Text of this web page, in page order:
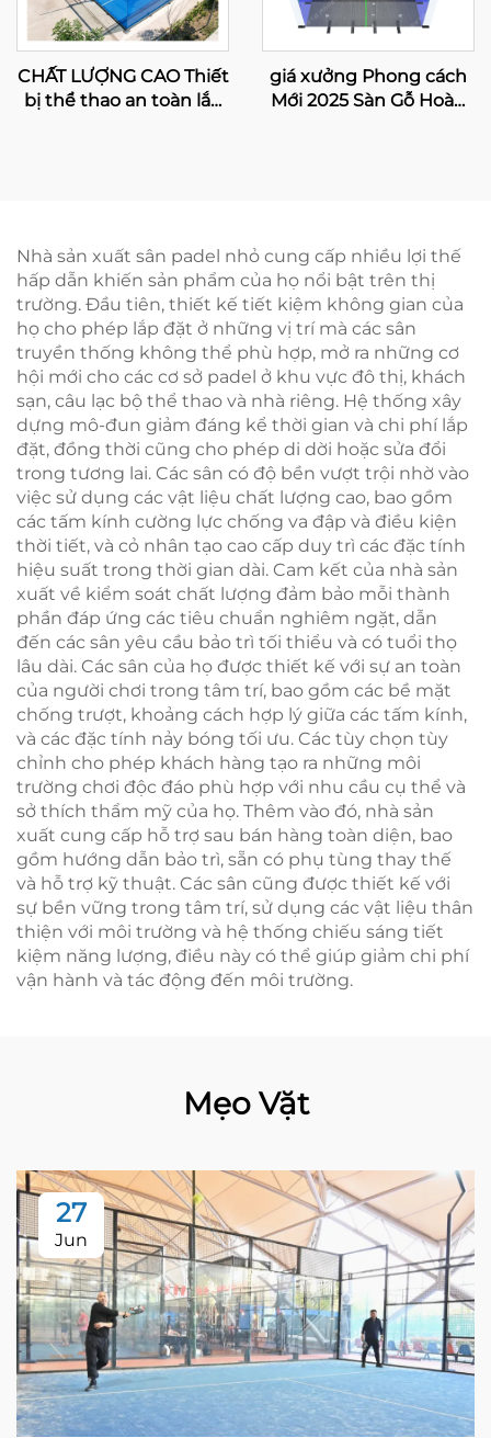
CHẤT LƯỢNG CAO Thiết
bị thể thao an toàn lắp
giá xưởng Phong cách
Mới 2025 Sàn Gỗ Hoàn
Nhà sản xuất sân padel nhỏ cung cấp nhiều lợi thế
hấp dẫn khiến sản phẩm của họ nổi bật trên thị
trường. Đầu tiên, thiết kế tiết kiệm không gian của
họ cho phép lắp đặt ở những vị trí mà các sân
truyền thống không thể phù hợp, mở ra những cơ
hội mới cho các cơ sở padel ở khu vực đô thị, khách
sạn, câu lạc bộ thể thao và nhà riêng. Hệ thống xây
dựng mô-đun giảm đáng kể thời gian và chi phí lắp
đặt, đồng thời cũng cho phép di dời hoặc sửa đổi
trong tương lai. Các sân có độ bền vượt trội nhờ vào
việc sử dụng các vật liệu chất lượng cao, bao gồm
các tấm kính cường lực chống va đập và điều kiện
thời tiết, và cỏ nhân tạo cao cấp duy trì các đặc tính
hiệu suất trong thời gian dài. Cam kết của nhà sản
xuất về kiểm soát chất lượng đảm bảo mỗi thành
phần đáp ứng các tiêu chuẩn nghiêm ngặt, dẫn
đến các sân yêu cầu bảo trì tối thiểu và có tuổi thọ
lâu dài. Các sân của họ được thiết kế với sự an toàn
của người chơi trong tâm trí, bao gồm các bề mặt
chống trượt, khoảng cách hợp lý giữa các tấm kính,
và các đặc tính nảy bóng tối ưu. Các tùy chọn tùy
chỉnh cho phép khách hàng tạo ra những môi
trường chơi độc đáo phù hợp với nhu cầu cụ thể và
sở thích thẩm mỹ của họ. Thêm vào đó, nhà sản
xuất cung cấp hỗ trợ sau bán hàng toàn diện, bao
gồm hướng dẫn bảo trì, sẵn có phụ tùng thay thế
và hỗ trợ kỹ thuật. Các sân cũng được thiết kế với
sự bền vững trong tâm trí, sử dụng các vật liệu thân
thiện với môi trường và hệ thống chiếu sáng tiết
kiệm năng lượng, điều này có thể giúp giảm chi phí
vận hành và tác động đến môi trường.
Mẹo Vặt
27
Jun